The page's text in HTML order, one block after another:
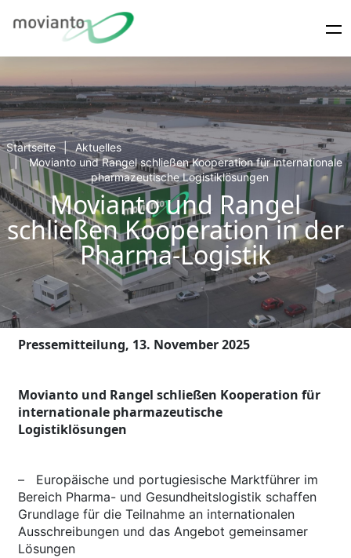
Startseite
Aktuelles
Movianto und Rangel schließen Kooperation für internationale
pharmazeutische Logistiklösungen
Movianto und Rangel
schließen Kooperation in der
Pharma-Logistik
Pressemitteilung, 13. November 2025
Movianto und Rangel schließen Kooperation für
internationale pharmazeutische
Logistiklösungen
– Europäische und portugiesische Marktführer im
Bereich Pharma- und Gesundheitslogistik schaffen
Grundlage für die Teilnahme an internationalen
Ausschreibungen und das Angebot gemeinsamer
Lösungen